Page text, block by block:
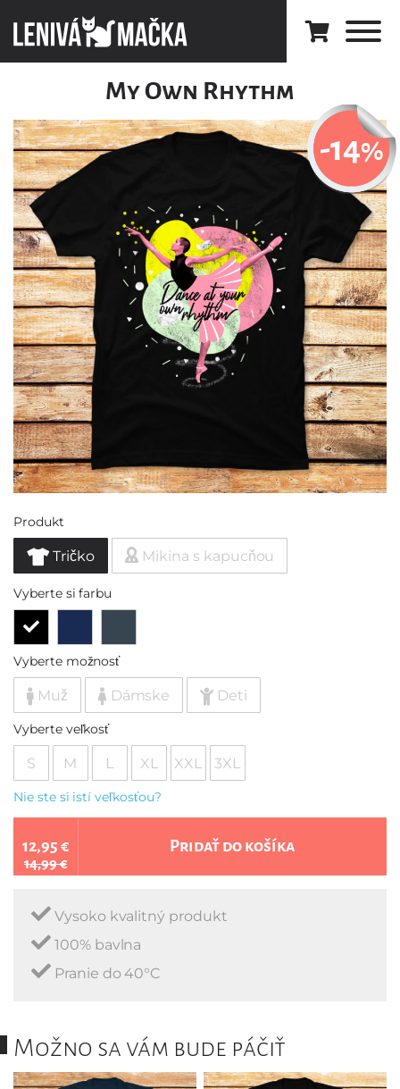
My Own Rhythm
-14%
Produkt
Tričko Mikina s kapucňou
Vyberte si farbu
Vyberte možnosť
Muž Dámske Deti
Vyberte veľkosť
S M L XL XXL 3XL
Nie ste si istí veľkosťou?
12,95 €
14,99 €
Pridať do košíka
Vysoko kvalitný produkt
100% bavlna
Pranie do 40°C
Možno sa vám bude páčiť